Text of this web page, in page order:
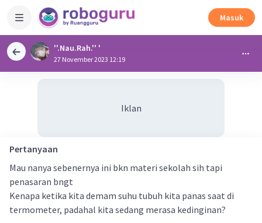
Masuk
''.Nau.Rah.'' '
27 November 2023 12:19
Iklan
Pertanyaan
Mau nanya sebenernya ini bkn materi sekolah sih tapi
penasaran bngt
Kenapa ketika kita demam suhu tubuh kita panas saat di
termometer, padahal kita sedang merasa kedinginan?